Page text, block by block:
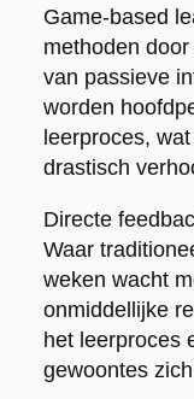
Game-based
methoden door
van passieve
worden
leerproces,
drastisch
Directe
Waar
weken wacht
onmiddellijke
het leerproces
gewoontes